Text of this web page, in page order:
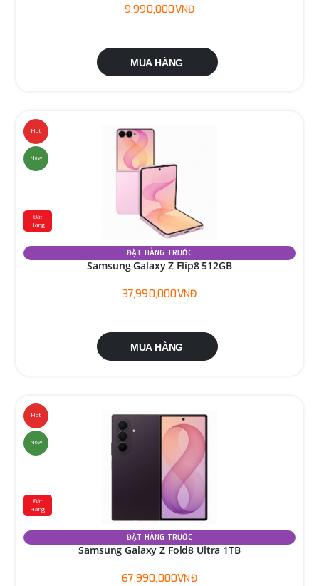
9,990,000VNĐ
MUA HÀNG
Hot
New
Đặt
Hàng
ĐẶT HÀNG TRƯỚC
Samsung Galaxy Z Flip8 512GB
37,990,000VNĐ
MUA HÀNG
Hot
New
Đặt
Hàng
ĐẶT HÀNG TRƯỚC
Samsung Galaxy Z Fold8 Ultra 1TB
67,990,000VNĐ